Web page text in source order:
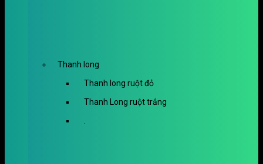
Thanh long
Thanh long ruột đỏ
Thanh Long ruột trắng
.